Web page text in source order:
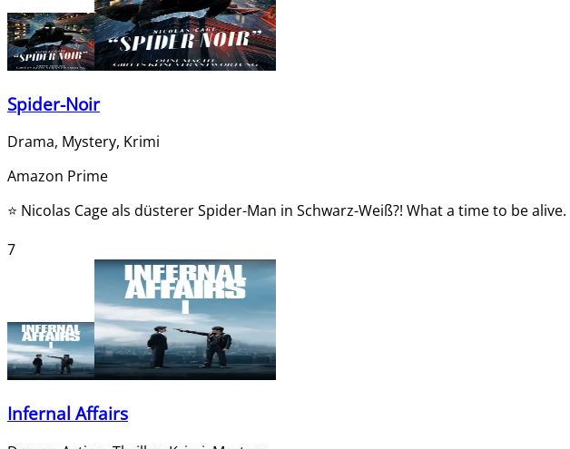
Spider-Noir
Drama, Mystery, Krimi
Amazon Prime
⭐ Nicolas Cage als düsterer Spider-Man in Schwarz-Weiß?! What a time to be alive.
7
Infernal Affairs